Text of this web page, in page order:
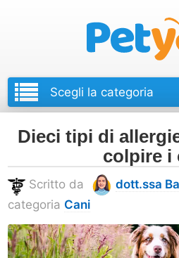
Dieci tipi di
colpire i
Scritto da dott.ssa
categoria Cani